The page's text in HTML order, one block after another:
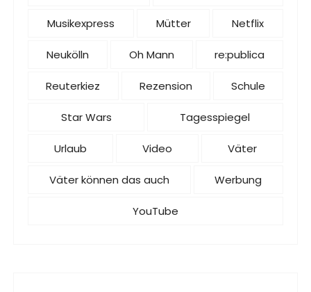
Musikexpress Mütter Netflix
Neukölln Oh Mann re:publica
Reuterkiez Rezension Schule
Star Wars Tagesspiegel
Urlaub Video Väter
Väter können das auch Werbung
YouTube